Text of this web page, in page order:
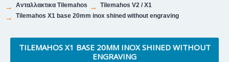
Ανταλλακτικα Tilemahos
Tilemahos V2 / X1
Tilemahos X1 base 20mm inox shined without engraving
TILEMAHOS X1 BASE 20MM INOX SHINED WITHOUT
ENGRAVING